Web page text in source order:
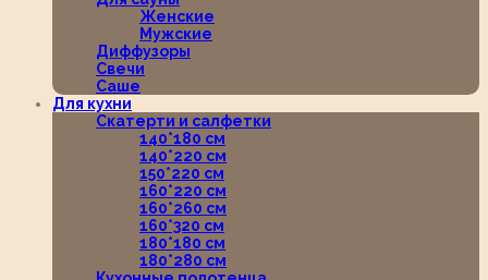
Женские
Мужские
Диффузоры
Свечи
Саше
Для кухни
Скатерти и салфетки
140*180 см
140*220 см
150*220 см
160*220 см
160*260 см
160*320 см
180*180 см
180*280 см